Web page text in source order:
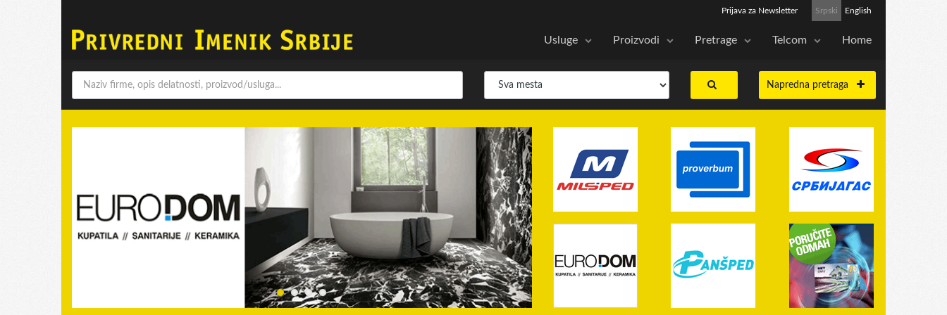
Srpski English
Prijava za Newsletter
Usluge Proizvodi Pretrage Telcom Home
Napredna pretraga